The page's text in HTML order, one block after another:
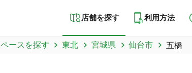
店舗を探す 利用方法
ースを探す 東北 宮城県 仙台市 五橋